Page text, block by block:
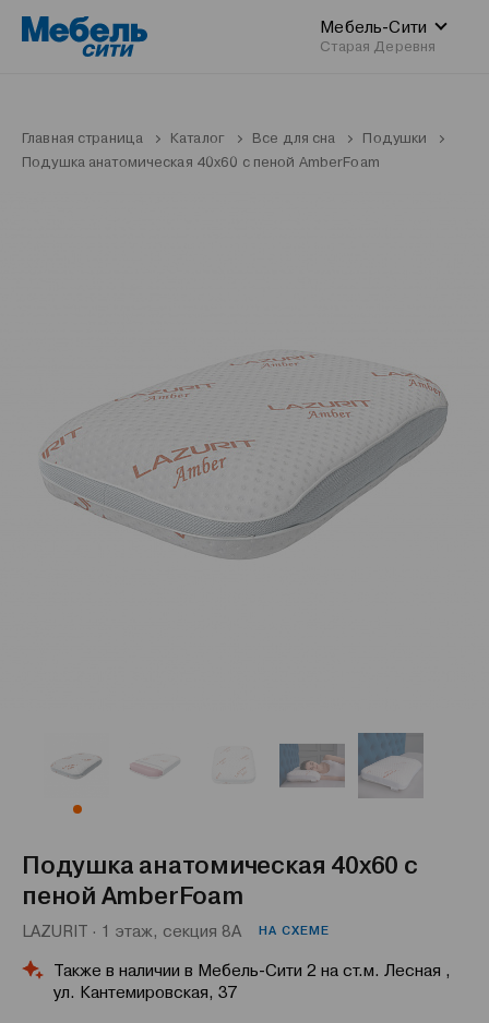
Мебель-Сити
Старая Деревня
Главная страница Каталог Все для сна
Подушки
Подушка анатомическая 40x60 с пеной AmberFoam
Подушка анатомическая 40x60 с
пеной AmberFoam
LAZURIT · 1 этаж, секция 8А НА СХЕМЕ
Также в наличии в Мебель-Сити 2 на ст.м. Лесная ,
ул. Кантемировская, 37